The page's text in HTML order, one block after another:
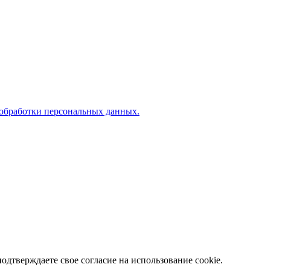
персональных данных.
свое согласие на использование cookie.